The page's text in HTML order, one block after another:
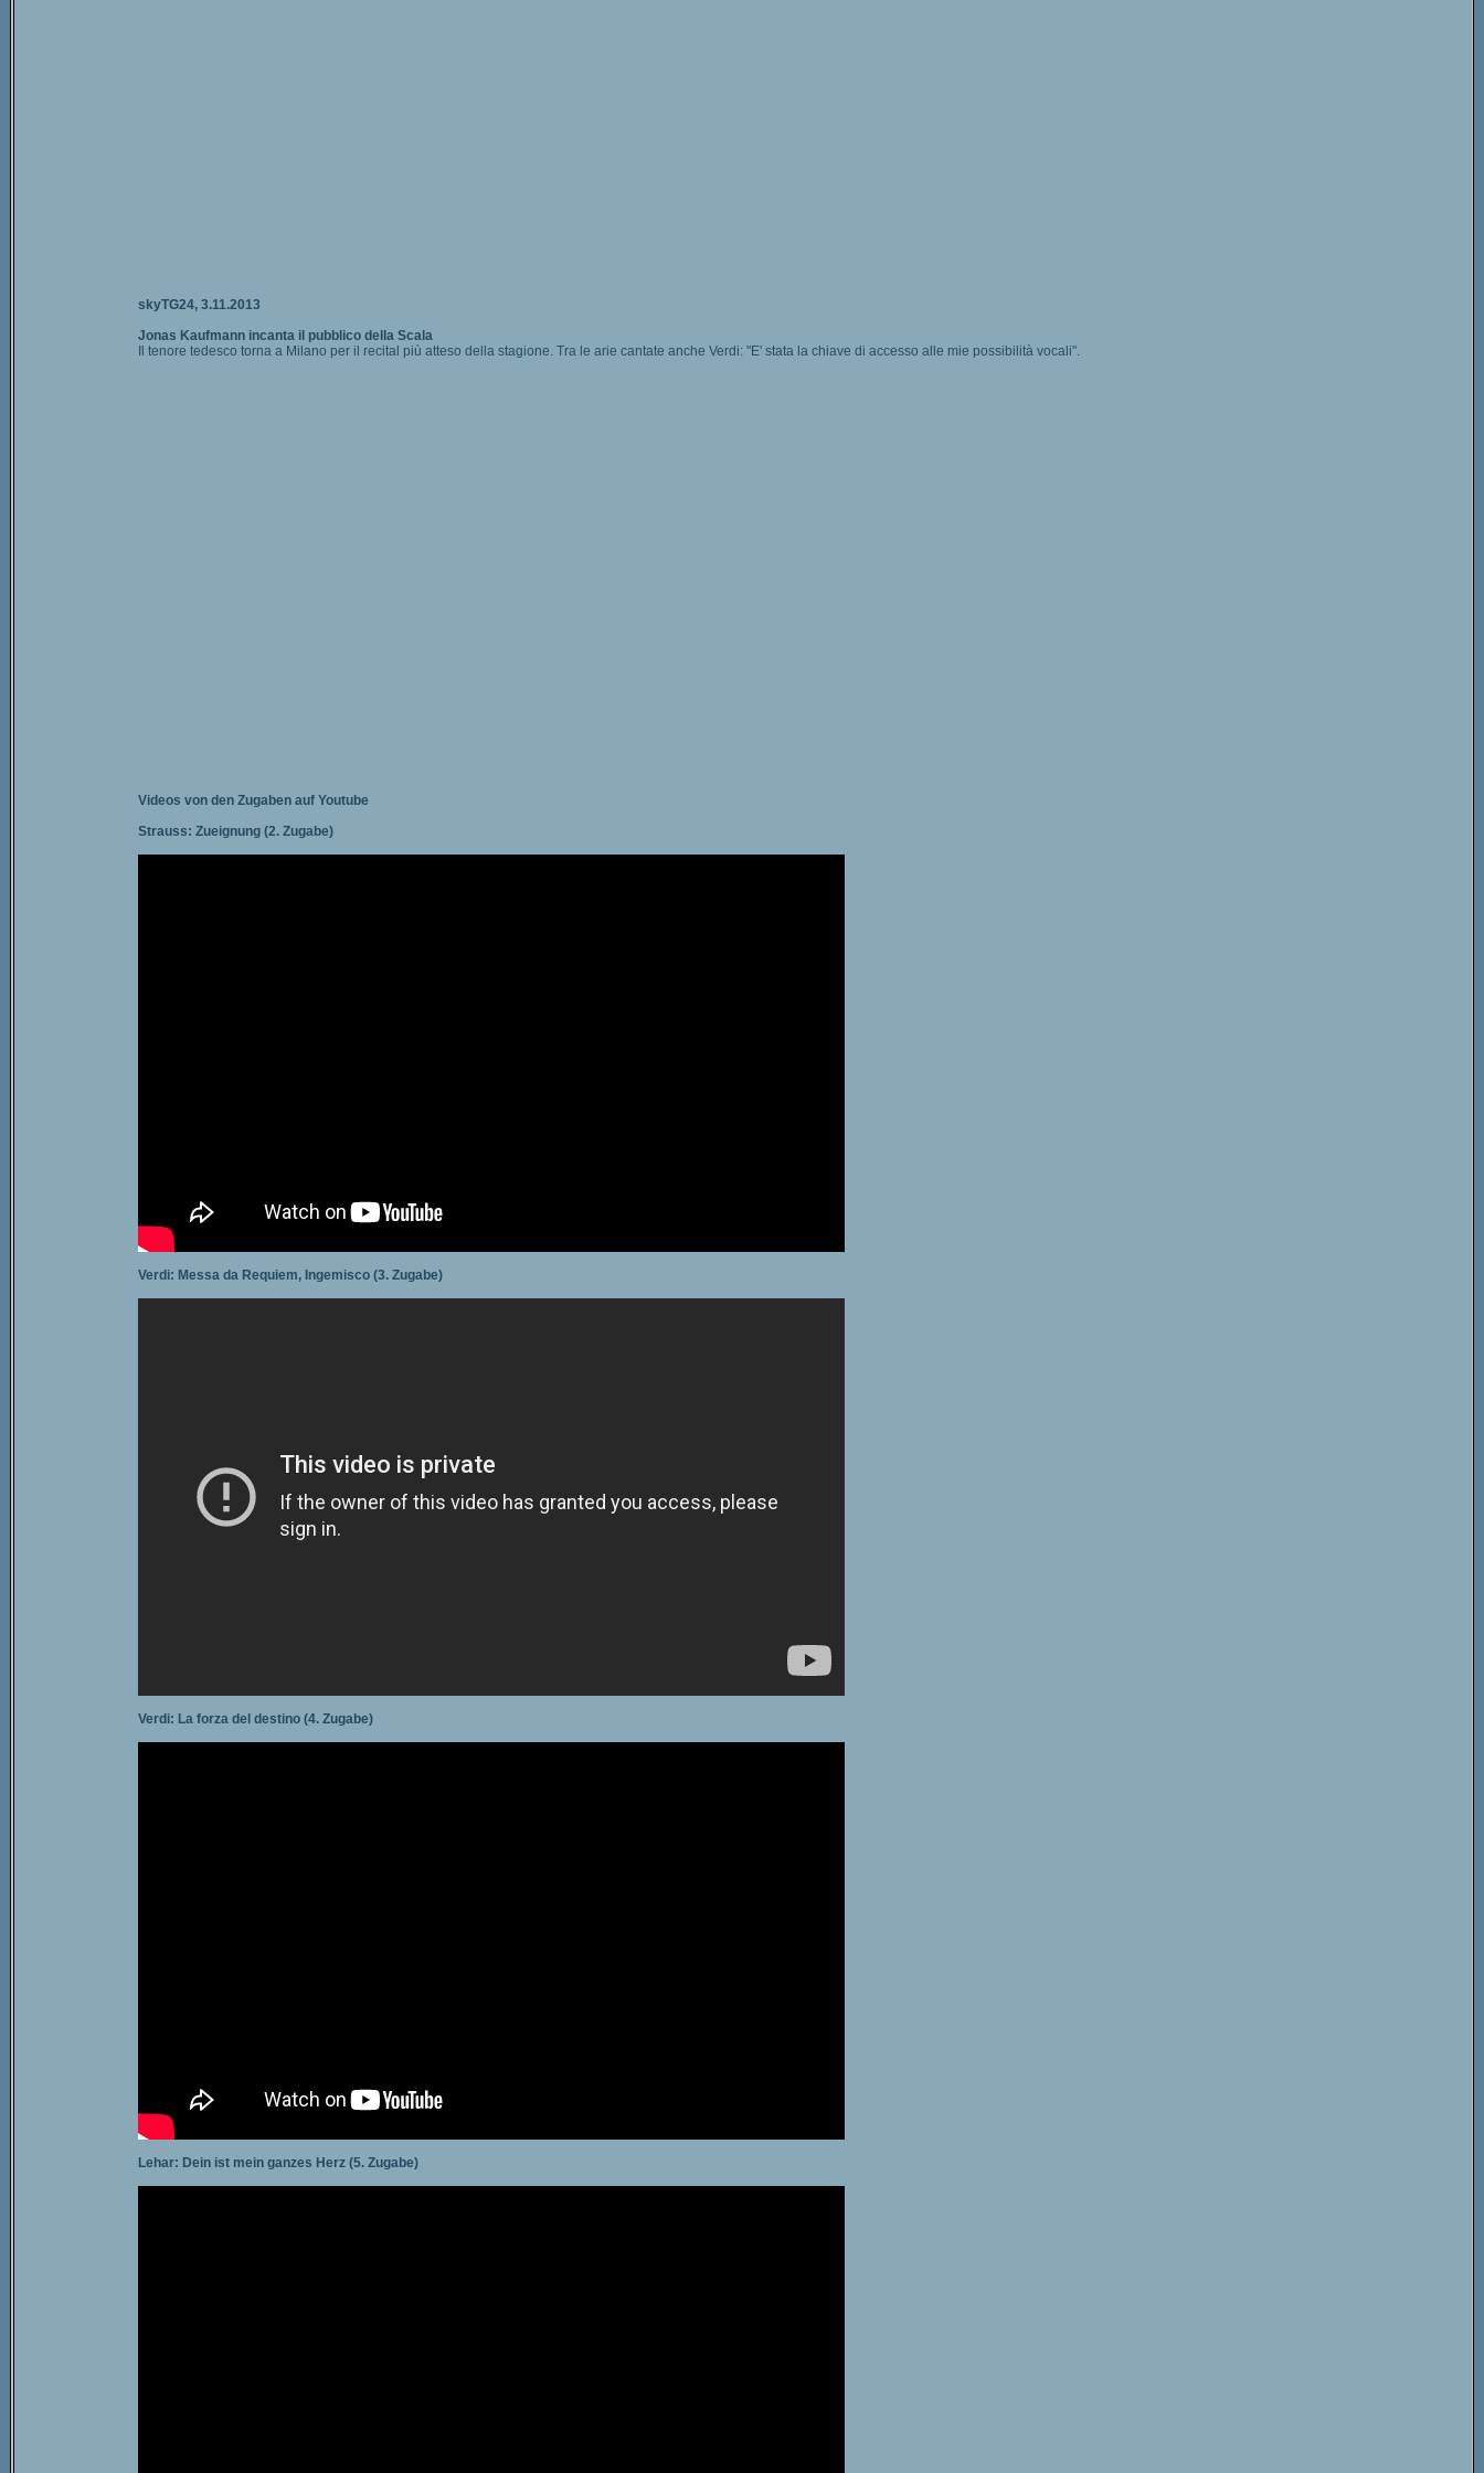
skyTG24, 3.11.2013
Jonas Kaufmann incanta il pubblico della Scala
Il tenore tedesco torna a Milano per il recital più atteso della stagione. Tra le arie cantate anche Verdi: "E' stata la chiave di accesso alle mie possibilità vocali".
Videos von den Zugaben auf Youtube
Strauss: Zueignung (2. Zugabe)
Verdi: Messa da Requiem, Ingemisco (3. Zugabe)
Verdi: La forza del destino (4. Zugabe)
Lehar: Dein ist mein ganzes Herz (5. Zugabe)